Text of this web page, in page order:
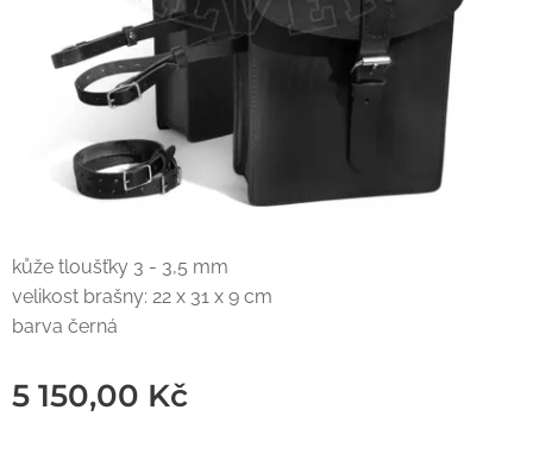
kůže tloušťky 3 - 3,5 mm
velikost brašny: 22 x 31 x 9 cm
barva černá
5 150,00 Kč